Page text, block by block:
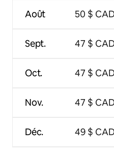
Août
Sept.
Oct.
Nov.
Déc.
50 $
47 $
47 $
47 $
49 $